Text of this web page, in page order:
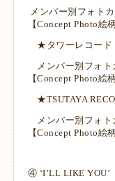
メンバー別フォト
【Concept Photo絵
★タワーレコード
メンバー別フォト
【Concept Photo絵
★TSUTAYA
メンバー別フォト
【Concept Photo絵柄
④ ‘I’LL LIKE YOU’